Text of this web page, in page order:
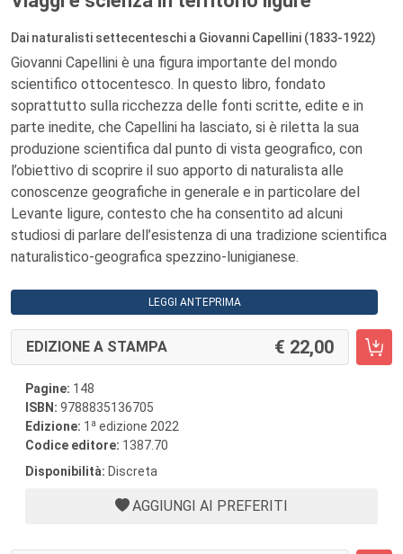
Dai naturalisti settecenteschi a Giovanni Capellini (1833-1922)
Giovanni Capellini è una figura importante del mondo
scientifico ottocentesco. In questo libro, fondato
soprattutto sulla ricchezza delle fonti scritte, edite e in
parte inedite, che Capellini ha lasciato, si è riletta la sua
produzione scientifica dal punto di vista geografico, con
l’obiettivo di scoprire il suo apporto di naturalista alle
conoscenze geografiche in generale e in particolare del
Levante ligure, contesto che ha consentito ad alcuni
studiosi di parlare dell’esistenza di una tradizione scientifica
naturalistico-geografica spezzino-lunigianese.
LEGGI ANTEPRIMA
EDIZIONE A STAMPA 22,00
Pagine: 148
ISBN: 9788835136705
Edizione: 1 a edizione 2022
Codice editore: 1387.70
Disponibilità: Discreta
AGGIUNGI AI PREFERITI